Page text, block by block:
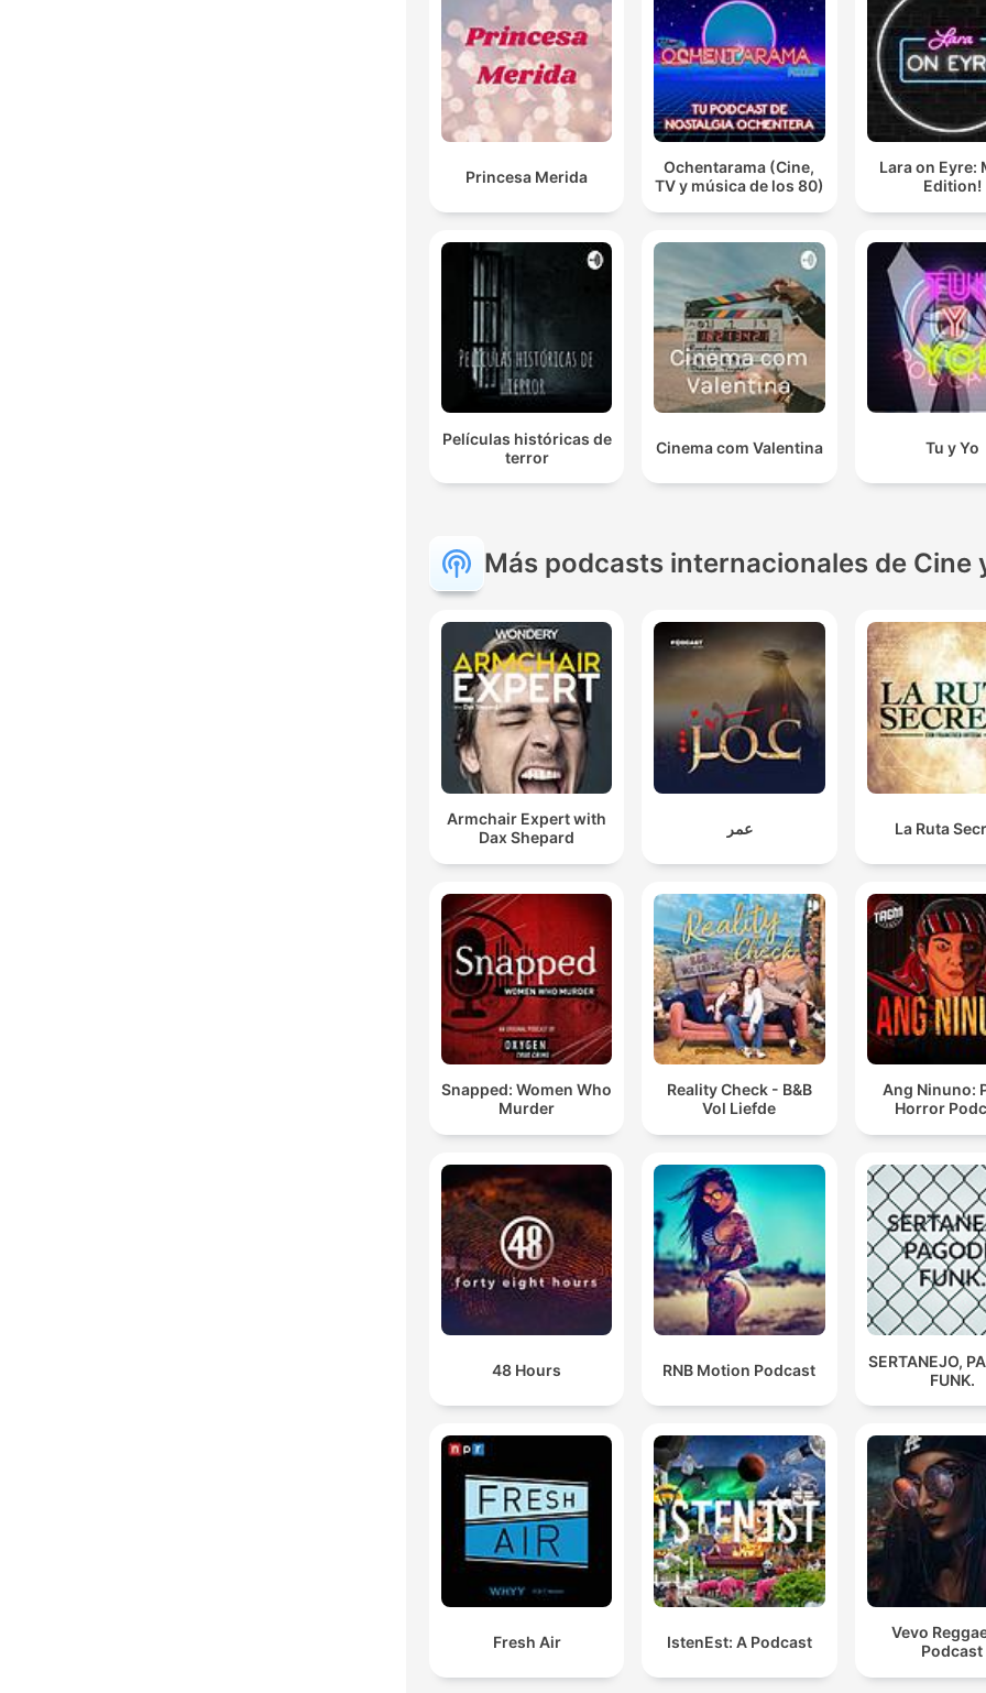
Princesa Merida
Ochentarama (Cine,
TV y música de los 80)
Lara on Eyre:
Edition!
Películas históricas de
terror
Cinema com Valentina Tu y Yo
Más podcasts internacionales de Cine
Armchair Expert with
Dax Shepard
عمر La Ruta
Snapped: Women Who
Murder
Reality Check - B&B
Vol Liefde
Ang Ninuno:
Horror
48 Hours RNB Motion Podcast
SERTANEJO,
FUNK.
Fresh Air IstenEst: A Podcast
Vevo
Podcast